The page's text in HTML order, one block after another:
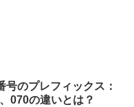
号のプレフィックス：
070の違いとは？